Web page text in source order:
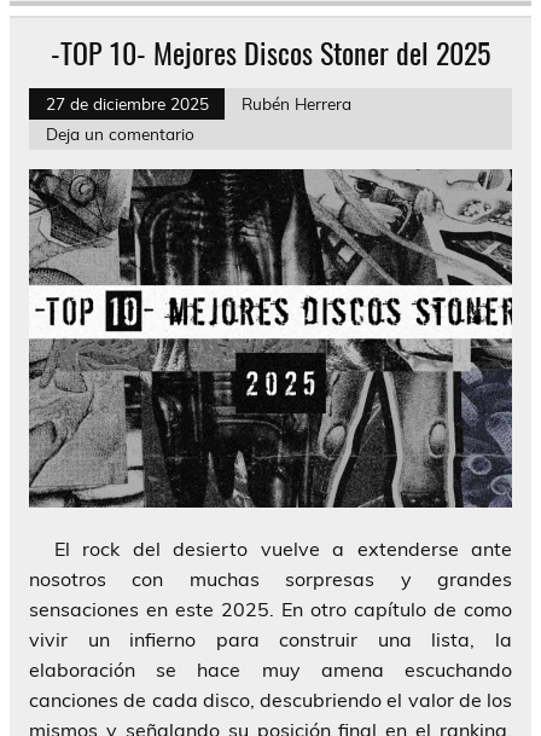
-TOP 10- Mejores Discos Stoner del 2025
27 de diciembre 2025
Rubén Herrera
Deja un comentario
El rock del desierto vuelve a extenderse ante
nosotros con muchas sorpresas y grandes
sensaciones en este 2025. En otro capítulo de como
vivir un infierno para construir una lista, la
elaboración se hace muy amena escuchando
canciones de cada disco, descubriendo el valor de los
mismos y señalando su posición final en el ranking.